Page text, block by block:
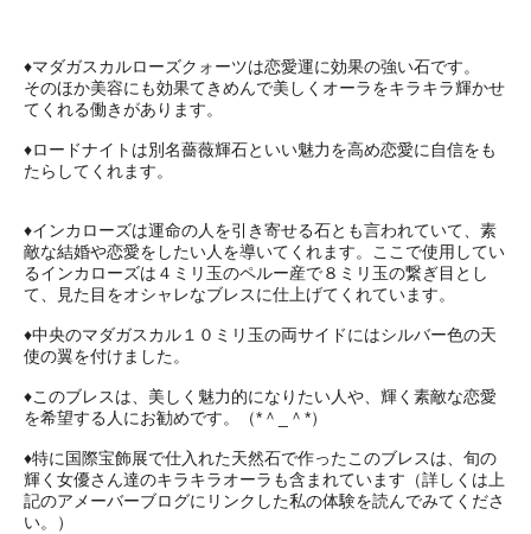
♦マダガスカルローズクォーツは恋愛運に効果の強い石です。
そのほか美容にも効果てきめんで美しくオーラをキラキラ輝かせ
てくれる働きがあります。
♦ロードナイトは別名薔薇輝石といい魅力を高め恋愛に自信をも
たらしてくれます。
♦インカローズは運命の人を引き寄せる石とも言われていて、素
敵な結婚や恋愛をしたい人を導いてくれます。ここで使用してい
るインカローズは４ミリ玉のペルー産で８ミリ玉の繋ぎ目とし
て、見た目をオシャレなブレスに仕上げてくれています。
♦中央のマダガスカル１０ミリ玉の両サイドにはシルバー色の天
使の翼を付けました。
♦このブレスは、美しく魅力的になりたい人や、輝く素敵な恋愛
を希望する人にお勧めです。（*＾_＾*）
♦特に国際宝飾展で仕入れた天然石で作ったこのブレスは、旬の
輝く女優さん達のキラキラオーラも含まれています（詳しくは上
記のアメーバーブログにリンクした私の体験を読んでみてくださ
い。）